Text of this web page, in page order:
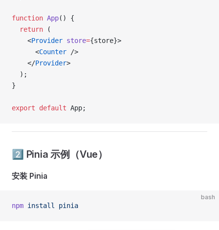
function App() {
  return
(
    <
Provider store={store}>
      <
Counter />
    </
Provider>
  );
}
export default App;
2️⃣ Pinia 示例（Vue）
安装 Pinia
bash
npm install pinia